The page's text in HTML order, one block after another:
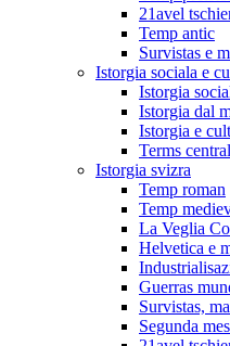
21avel
Temp antic
Survistas e
Istorgia sociala e
Istorgia
Istorgia dal
Istorgia e
Terms
Istorgia svizra
Temp roman
Temp
La Veglia
Helvetica e
Guerras
Survistas,
Segunda